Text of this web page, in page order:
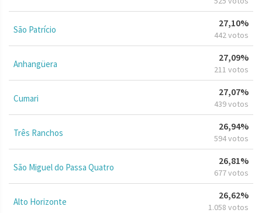
São Patrício
27,10%
442 votos
Anhangüera
27,09%
211 votos
Cumari
27,07%
439 votos
Três Ranchos
26,94%
594 votos
São Miguel do Passa Quatro
26,81%
677 votos
Alto Horizonte
26,62%
1.058 votos